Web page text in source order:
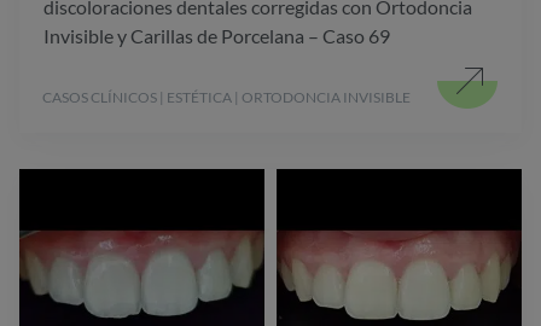
discoloraciones dentales corregidas con Ortodoncia
Invisible y Carillas de Porcelana – Caso 69
CASOS CLÍNICOS | ESTÉTICA | ORTODONCIA INVISIBLE